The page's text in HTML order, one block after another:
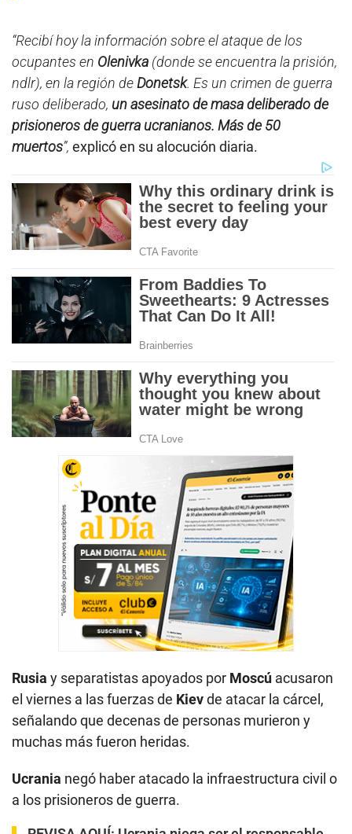
“Recibí hoy la información sobre el ataque de los
ocupantes en Olenivka (donde se encuentra la prisión,
ndlr), en la región deDonetsk. Es un crimen de guerra
ruso deliberado, un asesinato de masa deliberado de
prisioneros de guerra ucranianos. Más de 50
muertos”, explicó en su alocución diaria.
Rusia y separatistas apoyados por Moscú acusaron
el viernes a las fuerzas de Kievde atacar la cárcel,
señalando que decenas de personas murieron y
muchas más fueron heridas.
Ucrania negó haber atacado la infraestructura civil o
a los prisioneros de guerra.